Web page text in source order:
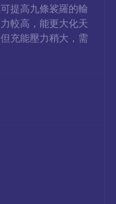
提高九條裟羅的輸
較高，能更大化天
充能壓力稍大，需